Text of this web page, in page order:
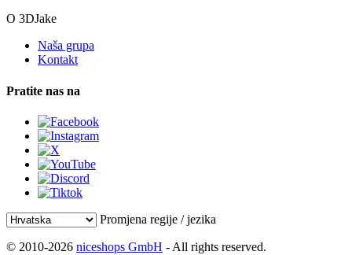
O 3DJake
Naša grupa
Kontakt
Pratite nas na
Promjena regije / jezika
© 2010-2026 niceshops GmbH - All rights reserved.